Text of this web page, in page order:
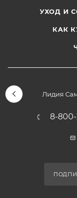
УХОД И
КАК
Лидия
8-